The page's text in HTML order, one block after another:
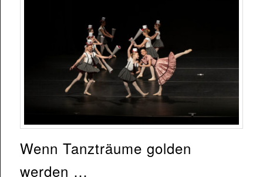
Wenn Tanzträume golden
werden …